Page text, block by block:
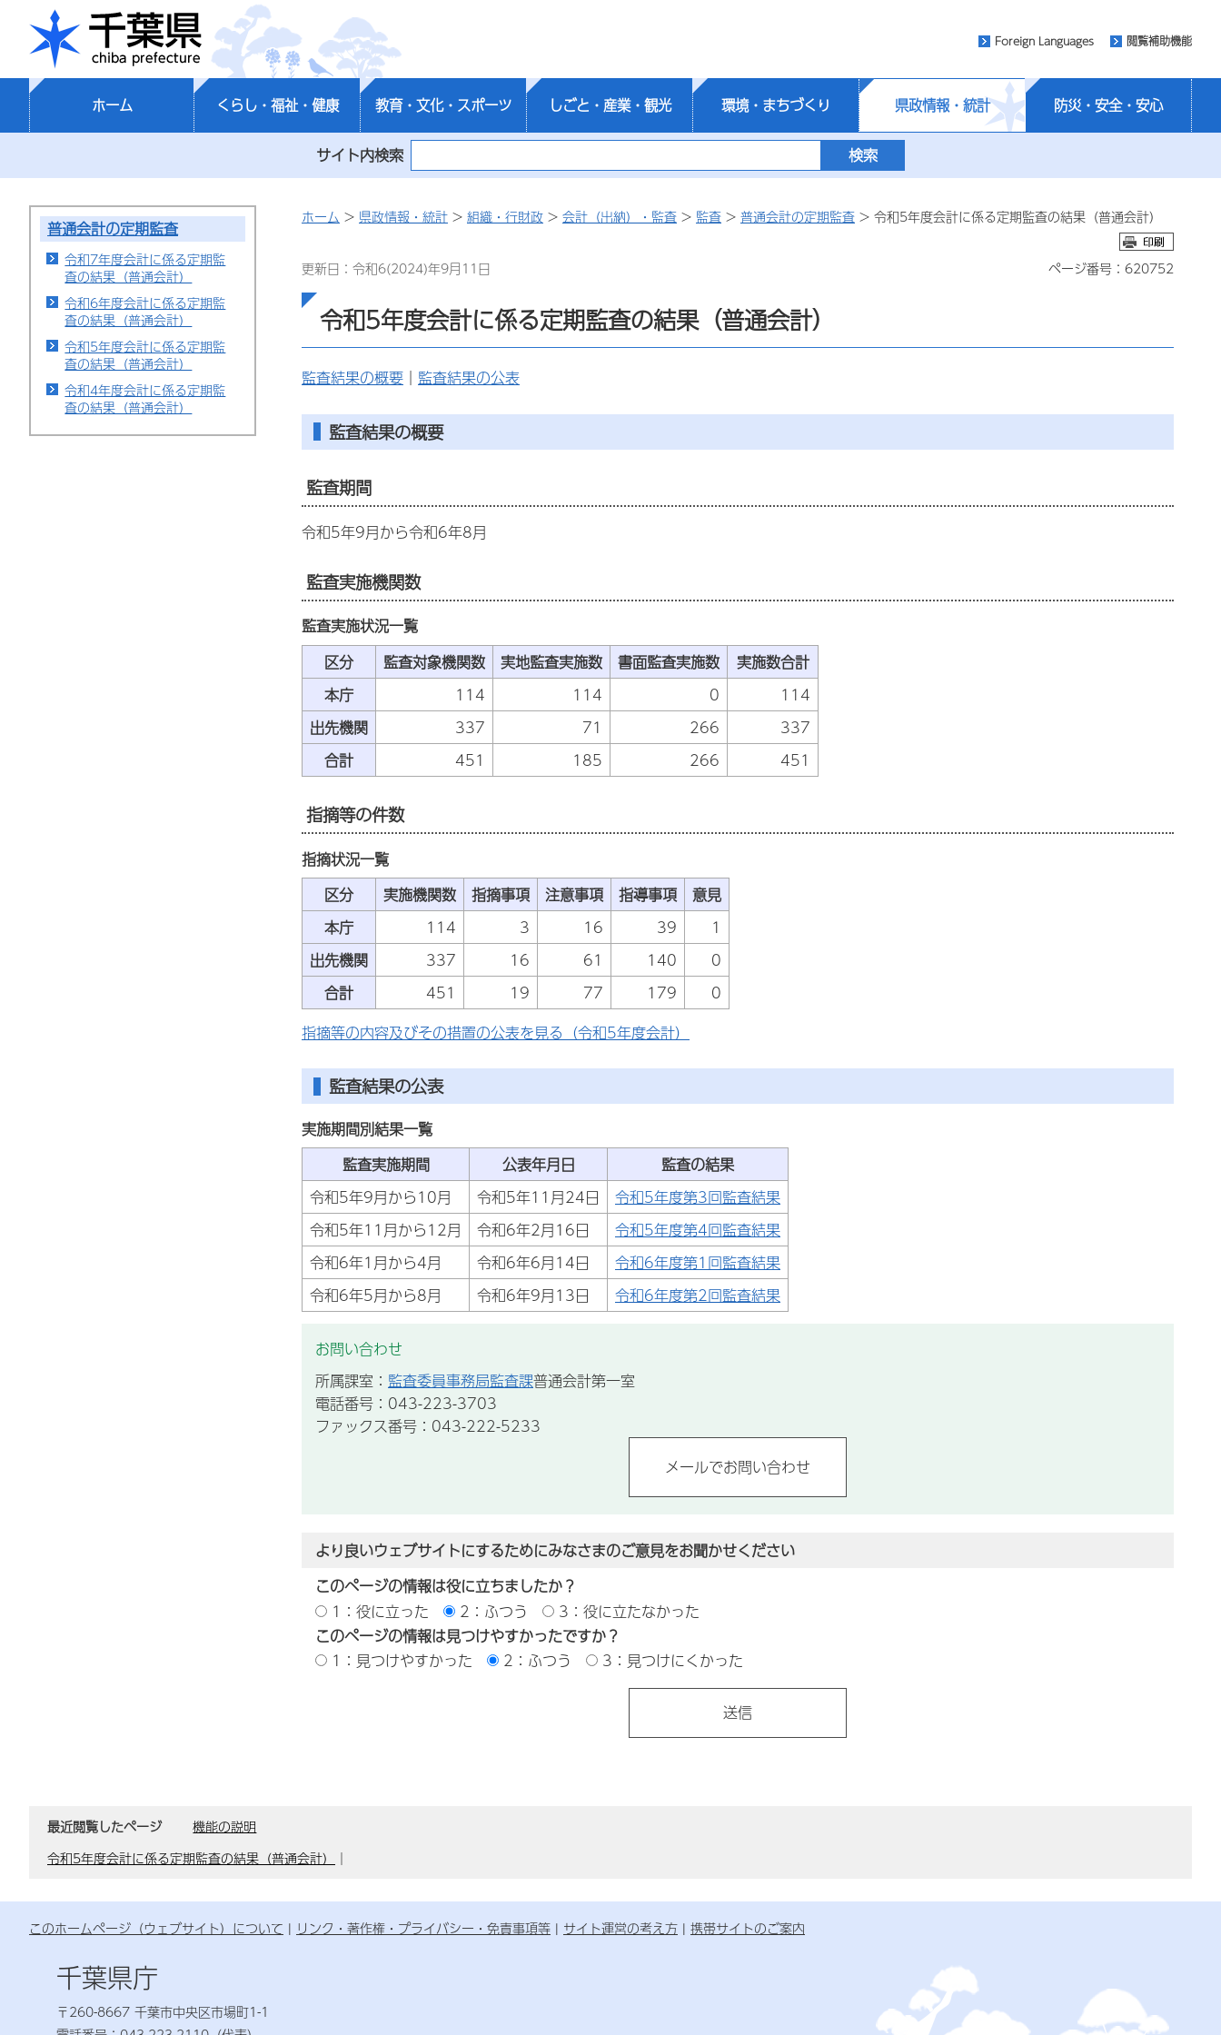
千葉県
Foreign Languages 閲覧補助機能
ホーム くらし・福祉・健康 教育・文化・スポーツ しごと・産業・観光 環境・まちづくり 県政情報・統計 防災・安全・安心
サイト内検索
普通会計の定期監査
令和7年度会計に係る定期監
査の結果（普通会計）
令和6年度会計に係る定期監
査の結果（普通会計）
令和5年度会計に係る定期監
査の結果（普通会計）
令和4年度会計に係る定期監
査の結果（普通会計）
ホーム > 県政情報・統計 > 組織・行財政 > 会計（出納）・監査 > 監査 > 普通会計の定期監査 > 令和5年度会計に係る定期監査の結果（普通会計）
更新日：令和6(2024)年9月11日 ページ番号：620752
令和5年度会計に係る定期監査の結果（普通会計）
監査結果の概要 ｜ 監査結果の公表
監査結果の概要
監査期間
令和5年9月から令和6年8月
監査実施機関数
監査実施状況一覧
区分
監査対象機関数 実地監査実施数 書面監査実施数
実施数合計
本庁
114 114 0
114
出先機関
337 71 266
337
合計
451 185 266 451
指摘等の件数
指摘状況一覧
区分
実施機関数 指摘事項 注意事項 指導事項
意見
本庁
114 3 16 39
1
出先機関
337 16 61 140
0
合計
451 19 77 179
0
指摘等の内容及びその措置の公表を見る（令和5年度会計）
監査結果の公表
実施期間別結果一覧
監査実施期間
公表年月日
監査の結果
令和5年9月から10月
令和5年11月24日
令和5年度第3回監査結果
令和5年11月から12月
令和6年2月16日
令和5年度第4回監査結果
令和6年1月から4月
令和6年6月14日
令和6年度第1回監査結果
令和6年5月から8月
令和6年9月13日 令和6年度第2回監査結果
お問い合わせ
所属課室： 監査委員事務局監査課普通会計第一室
電話番号：043-223-3703
ファックス番号：043-222-5233
より良いウェブサイトにするためにみなさまのご意見をお聞かせください
このページの情報は役に立ちましたか？
1：役に立った
2：ふつう
3：役に立たなかった
このページの情報は見つけやすかったですか？
1：見つけやすかった
2：ふつう 3：見つけにくかった
最近閲覧したページ
機能の説明
令和5年度会計に係る定期監査の結果（普通会計）
｜
このホームページ（ウェブサイト）について リンク・著作権・プライバシー・免責事項等 サイト運営の考え方 携帯サイトのご案内
千葉県庁
〒260-8667 千葉市中央区市場町1-1